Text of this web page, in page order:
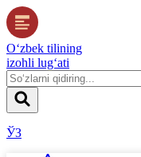
O‘zbek tilining
izohli lug‘ati
ЎЗ